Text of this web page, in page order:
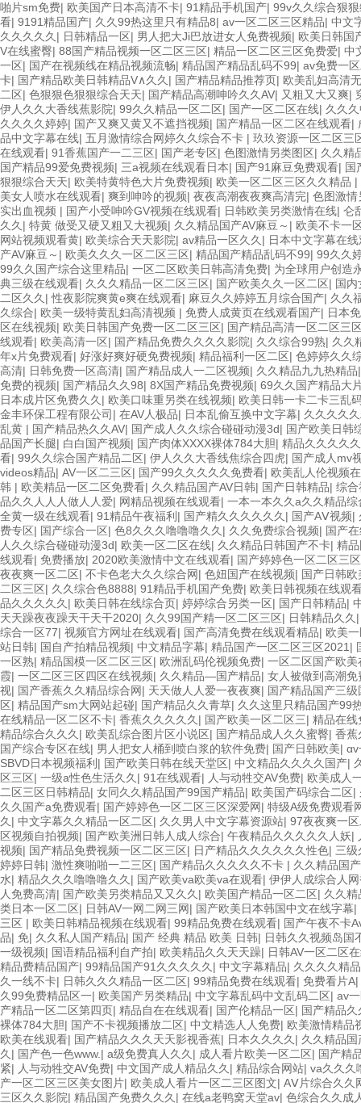
啪片sm免费| 欧美国产日本高清不卡| 91精品手机国产| 99v久久综合狠
看| 9191精品国产| 久久99热这里只有精品8| av一区二区三区精品| 中文
久久久久久 | 日韩精品一区| 男人把大Ji巴放进女人免费视频| 欧美日韩国
V在线蜜臀| 88国产精品视频一区二区三区| 精品一区二区三区免费爱| 中
一区| 国产在视频线在精品视频流畅| 精品国产精品乱码不99| av免费一
卡| 国产精品欧美日韩精品V∧久久 | 国产精品精品推荐页| 欧美乱妇高清
二区| 色狠狠色狠狠综合天天| 国产精品高潮呻吟久久AV| 又粗又大又爽|
伊人久久大香线蕉影院| 99久久精品一区二区| 国产一区二区在线| 久久
久久久久婷婷| 国产又爽又黄又不遮挡视频| 国产精品一区二区在线观看|
品中文字幕在线| 五月激情综合网婷久久综合不卡 | 玖玖资源一区二区三
在线观看| 91香蕉国产一二三区| 国产老专区| 色图激情另类图区| 久久精
国产精品99爱免费视频| 三a视频在线观看日本| 国产91麻豆免费观看| 国
狠狠综合天天| 欧美特黄特色大片免费视频| 欧美一区二区三区久久精品 |
美女人喷水在线观看| 爽到呻吟的视频| 夜夜高潮夜夜爽高清完| 色图激情
实出血视频 | 国产小受呻吟GV视频在线观看| 日韩欧美另类激情在线| 仑
久久 | 特黄 做受又硬又粗又大视频| 久久精品国产AV麻豆～ | 欧美不卡一
网站视频观看黄| 欧美综合天天影院| av精品一区久久 | 日本中文字幕在
产AV麻豆～ | 欧美久久久一区二区三区| 精品国产精品乱码不99| 99久久
99久久国产综合这里精品| 一区二区欧美日韩高清免费| 为全球用户创造
典三级在线观看| 久久久精品一区二区三区| 国产欧美久久一区二区| 国
二区久久 |性夜影院爽黄e爽在线观看| 麻豆久久婷婷五月综合国产| 久久
久综合| 欧美一级特黄乱妇高清视频 | 免费人成黄页在线观看国产| 日本
区在线视频| 欧美日韩国产免费一区二区三区| 国产精品高清一区二区三
线观看| 欧美高清一区| 国产精品免费久久久久影院| 久久综合99熟| 久久
年x片免费观看| 好涨好爽好硬免费视频| 精品福利一区二区| 色婷婷久久
高清| 日韩免费一区高清| 国产精品成人一二区视频| 久久精品九九热精品
免费的视频| 国产精品久久98| 8X国产精品免费视频| 69久久国产精品大
日本成片区免费久久 | 欧美口味重另类在线视频| 欧美日韩一卡二卡三乱
金丰环保工程有限公司 | 在AV人极品| 日本乱偷互换中文字幕| 久久久久
乱黄 | 国产精品热久久AV| 国产成人久久综合碰碰动漫3d| 国产欧美日韩
品国产长腿| 白白国产视频| 国产肉体XXXX裸体784大胆| 精品久久久久
看| 99久久综合国产精品二区| 伊人久久大香线焦综合四虎| 国产成人mv
videos精品| AV一区二三区| 国产99久久久久久免费看| 欧美乱人伦视频
韩 | 欧美精品一区二区免费看| 久久精品国产AV日韩| 国产日韩精品| 综合
品久久人人人做人人爱| 网精品视频在线观看| 一本一本久久a久久精品综
全黄一级在线观看| 91精品午夜福利 | 国产精久久久久久久 | 国产AⅤ视频|
费专区| 国产综合一区| 色8久久久噜噜噜久久 | 久久免费综合视频| 国产
人久久综合碰碰动漫3d| 欧美一区二区在线| 久久精品日韩国产不卡| 精
线观看| 免费播放| 2020欧美激情中文在线观看| 国产婷婷色一区二区三
夜夜爽一区二区| 不卡色老大久久综合网| 色妞国产在线视频| 国产日韩欧
二区三区| 久久综合色8888| 91精品手机国产免费| 欧美日韩视频在线观
品久久久久久 | 欧美日韩在线综合页| 婷婷综合另类一区| 国产日韩精品|
天天躁夜夜躁天干天干2020| 久久99国产精一区二区三区| 日韩精品久久
综合一区77| 视频官方网址在线观看| 国产高清免费在线观看精品| 欧美
站日韩| 国自产拍精品视频| 中文精品字幕| 精品国产一区二区三区2021 |
一区熟| 精品国模一区二区三区| 欧洲乱码伦视频免费| 一区二区国产欧美
霞| 一区二区三区四区在线视频| 久久精品—国产精品| 女人被做到高潮免
视| 国产香蕉久久精品综合网| 天天做人人爱一夜夜爽| 国产精品国产三级
区| 精品国产sm大网站起碰| 国产精品久久青草| 久久这里只精品国产99
在线精品一区二区不卡| 香蕉久久久久久 | 国产欧美一区二区三| 精品在线
精品综合久久久 | 欧美乱综合图片区小说区| 国产精品成人久久蜜臀| 香蕉
国产综合专区在线| 男人把女人桶到喷白浆的软件免费| 国产日韩欧美| αv
SBVD日本视频福利 | 国产欧美日韩在线天堂区| 中文精品久久久久国产|
区三区| 一级a性色生活久久 | 91在线观看| 人与动牲交AV免费| 欧美成人
二区三区日韩精品| 女同久久精品国产99国产精品| 欧美国产码综合二区|
久久国产a免费观看| 国产婷婷色一区二区三区深爱网| 特级A级免费观看
久 | 中文字幕久久精品一区二区| 久久男人中文字幕资源站| 97夜夜爽一
区视频自拍视频| 国产欧美洲日韩人成人综合| 午夜精品久久久久久人妖|
视频| 国产精品免费视频一区二区三区| 日产精品久久久久久久性色| 三级
婷婷日韩| 激性爽啪啪一二三区| 国产精品久久久久久不卡 | 久久精品国
水| 精品久久久噜噜噜久久 | 国产欧美va欧美va在观看| 伊伊人成综合人
人免费高清| 国产欧美另类精品又又久久 | 欧美国产精品一区二区| 久久精
类日本一区二区| 日韩AV一网二网三网| 国产欧美日本韩国中文在线字幕|
三区 | 欧美日韩精品视频在线观看| 99精品免费在线观看| 国产午夜不卡
品| 免| 久久私人国产精品| 国产 经典 精品 欧美 日韩| 日韩久久视频岛国
一级视频| 国语精品福利自产拍| 欧美精品久久天天躁| 日韩AV一区二区
精品费精品国产| 99精品国产91久久久久久 | 中文字幕精品| 久久久久精
久一线不卡| 日韩久久久精品一区二区| 99精品免费在线观看| 免费看片A|
久99免费精品区一| 欧美国产另类精品| 中文字幕乱码中文乱码二区| av
产精品一区二区第四页| 精品自在在线观看| 国产伦精品一区| 国产精品
裸体784大胆| 国产不卡视频播放二区| 中文精选人人免费| 欧美激情精品
欧美在线观看| 国产精品久久久天天影视香蕉| 日本久久久久 | 久久精品
久 | 国产色一色www. | a级免费真人久久 | 成人看片欧美一区二区| 国产精
紧| 人与动牲交AV免费| 中文国产成人精品久久 | 精品综合网站| va久久久
产一区二区三区美女图片| 欧美成人看片一区二三区图文| AⅤ片综合久久
三区久久影院| 精品国产免费久久久 | 在线a老鸭窝天堂av| 色综合久久成